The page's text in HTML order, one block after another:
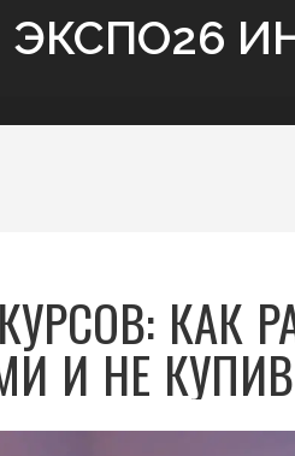
ЭКСПО26
КАК
И НЕ